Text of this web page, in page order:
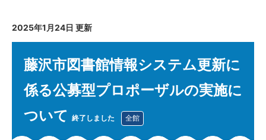
2025年1月24日 更新
藤沢市図書館情報システム更新に
係る公募型プロポーザルの実施に
ついて
終了しました 全館